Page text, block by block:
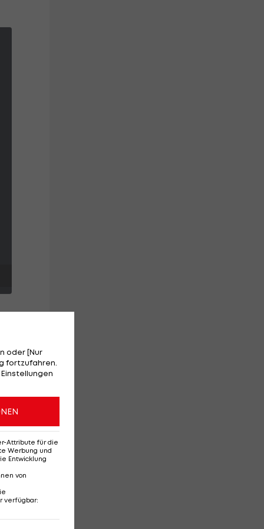
oder [Nur
fortzufahren.
Attribute für die
Werbung und
Entwicklung
von
verfügbar: